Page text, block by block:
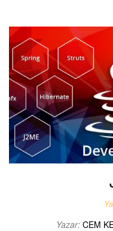
Yazar: CEM